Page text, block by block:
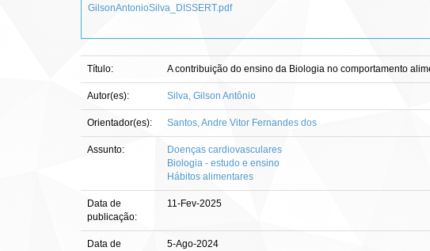
GilsonAntonioSilva_DISSERT.pdf
Título: A contribuição do ensino da Biologia no comportamento
Autor(es): Silva, Gilson Antônio
Orientador(es): Santos, Andre Vitor Fernandes dos
Assunto:
Doenças cardiovasculares
Biologia - estudo e ensino
Hábitos alimentares
Data de
publicação:
11-Fev-2025
Data de
5-Ago-2024